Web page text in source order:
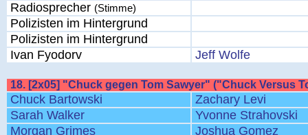
Radiosprecher (Stimme)
Polizisten im Hintergrund
Polizisten im Hintergrund
Ivan Fyodorv
Jeff Wolfe
18. [2x05] "Chuck gegen Tom Sawyer" ("Chuck Versus
Chuck Bartowski
Zachary Levi
Sarah Walker
Yvonne Strahovski
Morgan Grimes
Joshua Gomez